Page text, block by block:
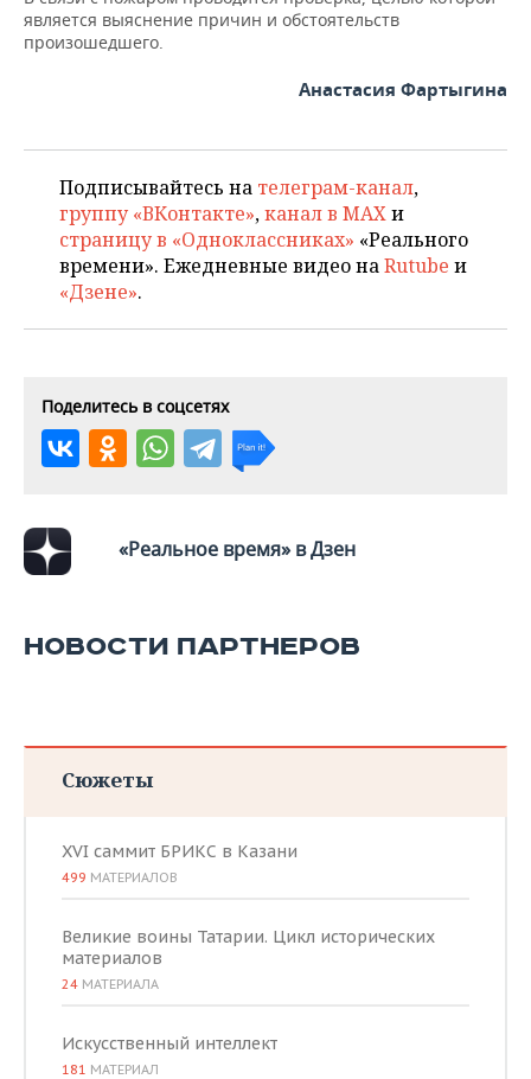
НЕФТЕХИМИЯ
РОЗНИЧНАЯ ТОРГОВЛЯ
УСЛУГИ
НОВОСТИ ТЕХНОЛОГИЙ
МЕДИА
ТЕЛЕКОММУНИКАЦИИ
МЕРОПРИЯТИЯ
ВЫЕЗДНАЯ РЕДАКЦИЯ
БИЗНЕС-БРАНЧИ
ONLINE-КОНФЕРЕНЦИИ
НОВОСТИ СПОРТА
ФУТБОЛ
ХОККЕЙ
КИБЕРСПОРТ
ВОДНЫЕ ВИДЫ СПОРТА
ОБЩЕСТВО
НОВОСТИ ОБЩЕСТВА
ВЛАСТЬ
КУЛЬТУРА
ОБРАЗОВАНИЕ
ФОТОГАЛЕРЕЯ
СЮЖЕТЫ
СПИСОК КОМПАНИЙ
является выяснение причин и обстоятельств
произошедшего.
Анастасия Фартыгина
Подписывайтесь на телеграм-канал,
группу «ВКонтакте»,канал в MAXи
страницу в «Одноклассниках» «Реального
времени». Ежедневные видео наRutube и
«Дзене».
Поделитесь в соцсетях
«Реальное время» в Дзен
НОВОСТИ ПАРТНЕРОВ
Сюжеты
XVI саммит БРИКС в Казани
499 МАТЕРИАЛОВ
Великие воины Татарии. Цикл исторических
материалов
24 МАТЕРИАЛА
Искусственный интеллект
181 МАТЕРИАЛ